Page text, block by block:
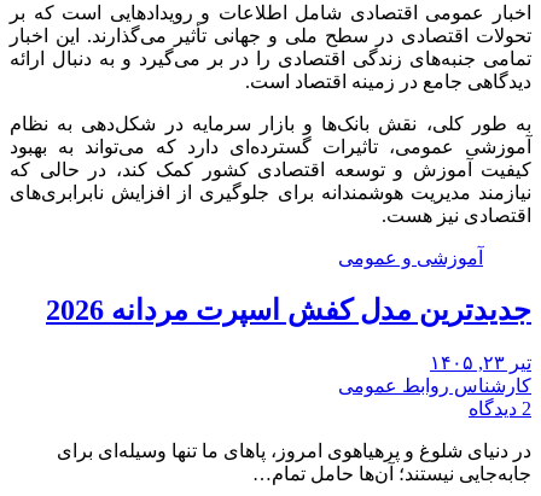
اخبار عمومی اقتصادی شامل اطلاعات و رویدادهایی است که بر
تحولات اقتصادی در سطح ملی و جهانی تأثیر می‌گذارند. این اخبار
تمامی جنبه‌های زندگی اقتصادی را در بر می‌گیرد و به دنبال ارائه
دیدگاهی جامع در زمینه اقتصاد است.
به طور کلی، نقش بانک‌ها و بازار سرمایه در شکل‌دهی به نظام
آموزشی عمومی، تاثیرات گسترده‌ای دارد که می‌تواند به بهبود
کیفیت آموزش و توسعه اقتصادی کشور کمک کند، در حالی که
نیازمند مدیریت هوشمندانه برای جلوگیری از افزایش نابرابری‌های
اقتصادی نیز هست.
آموزشی و عمومی
جدیدترین مدل کفش اسپرت مردانه 2026
تیر ۲۳, ۱۴۰۵
کارشناس روابط عمومی
2 دیدگاه
در دنیای شلوغ و پرهیاهوی امروز، پاهای ما تنها وسیله‌ای برای
جابه‌جایی نیستند؛ آن‌ها حامل تمام…